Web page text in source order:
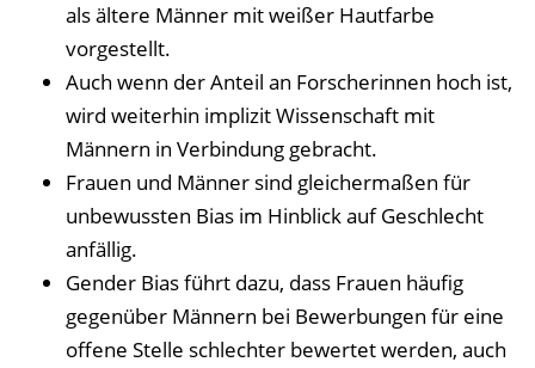
als ältere Männer mit weißer Hautfarbe
vorgestellt.
Auch wenn der Anteil an Forscherinnen hoch ist,
wird weiterhin implizit Wissenschaft mit
Männern in Verbindung gebracht.
Frauen und Männer sind gleichermaßen für
unbewussten Bias im Hinblick auf Geschlecht
anfällig.
Gender Bias führt dazu, dass Frauen häufig
gegenüber Männern bei Bewerbungen für eine
offene Stelle schlechter bewertet werden, auch